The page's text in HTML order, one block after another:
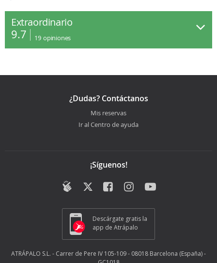
Extraordinario
9.7 19 opiniones
¿Dudas? Contáctanos
Mis reservas
Ir al Centro de ayuda
¡Síguenos!
Descárgate gratis la
app de Atrápalo
ATRÁPALO S.L. - Carrer de Pere IV 105-109 - 08018 Barcelona (España) -